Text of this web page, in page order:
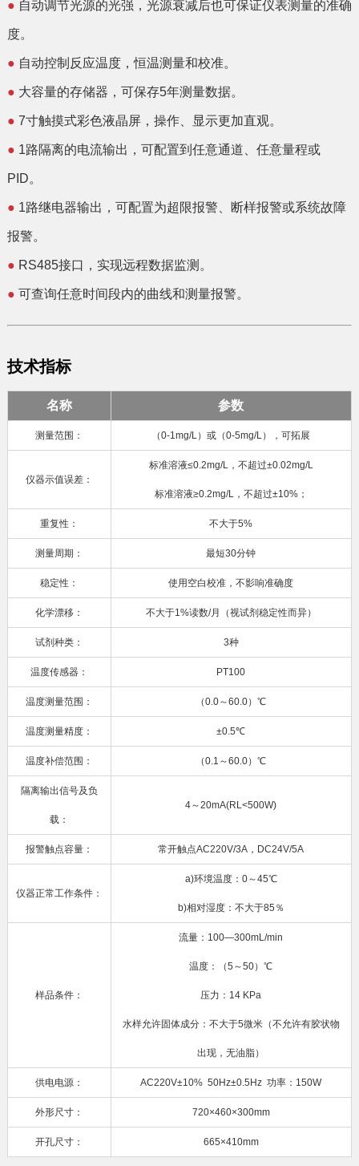
● 自动调节光源的光强，光源衰减后也可保证仪表测量的准确
度。
● 自动控制反应温度，恒温测量和校准。
● 大容量的存储器，可保存5年测量数据。
● 7寸触摸式彩色液晶屏，操作、显示更加直观。
● 1路隔离的电流输出，可配置到任意通道、任意量程或
PID。
● 1路继电器输出，可配置为超限报警、断样报警或系统故障
报警。
● RS485接口，实现远程数据监测。
● 可查询任意时间段内的曲线和测量报警。
技术指标
名称 参数
测量范围： （0-1mg/L）或（0-5mg/L），可拓展
仪器示值误差：
标准溶液≤0.2mg/L，不超过±0.02mg/L
标准溶液≥0.2mg/L，不超过±10%；
重复性： 不大于5%
测量周期： 最短30分钟
稳定性： 使用空白校准，不影响准确度
化学漂移： 不大于1%读数/月（视试剂稳定性而异）
试剂种类： 3种
温度传感器： PT100
温度测量范围： （0.0～60.0）℃
温度测量精度： ±0.5℃
温度补偿范围： （0.1～60.0）℃
隔离输出信号及负
载：
4～20mA(RL<500W)
报警触点容量： 常开触点AC220V/3A，DC24V/5A
仪器正常工作条件：
a)环境温度：0～45℃
b)相对湿度：不大于85％
样品条件：
流量：100—300mL/min
温度：（5～50）℃
压力：14 KPa
水样允许固体成分：不大于5微米（不允许有胶状物
出现，无油脂）
供电电源： AC220V±10% 50Hz±0.5Hz 功率：150W
外形尺寸： 720×460×300mm
开孔尺寸： 665×410mm